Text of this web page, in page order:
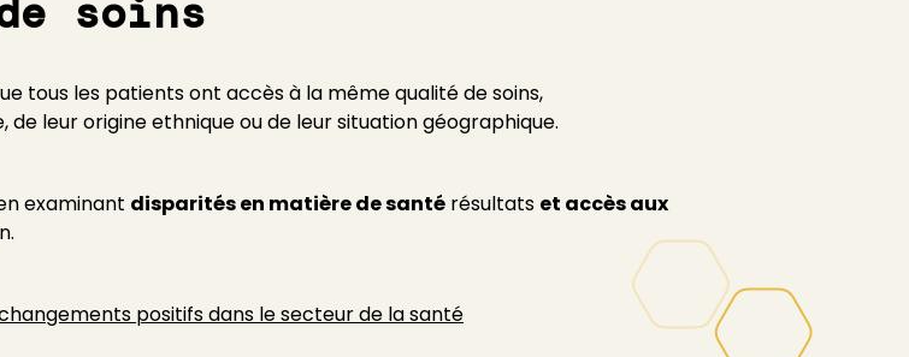
soins
tous les patients ont accès à la même qualité de soins,
leur origine ethnique ou de leur situation géographique.
examinant disparités en matière de santé résultats et accès aux
positifs dans le secteur de la santé